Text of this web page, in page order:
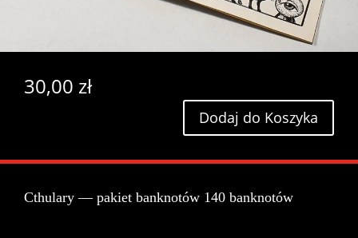
30,00 zł
Dodaj do Koszyka
Cthulary — pakiet banknotów 140 banknotów